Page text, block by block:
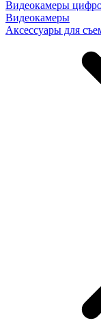
Видеокамеры
Видеокамеры
Аксессуары для